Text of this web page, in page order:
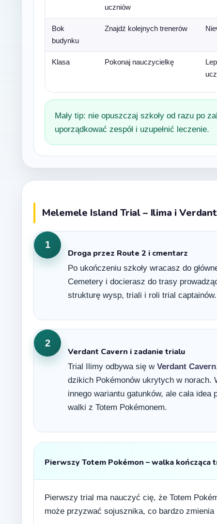
uczniów
Bok
budynku
Znajdź kolejnych trenerów
Klasa Pokonaj nauczycielkę
Mały tip: nie opuszczaj szkoły od razu po
uporządkować zespół i uzupełnić leczenie.
Melemele Island Trial – Ilima i
1
Droga przez Route 2 i cmentarz
Po ukończeniu szkoły wracasz do
Cemetery i docierasz do trasy
strukturę wysp, triali i roli trial captainów.
2
Verdant Cavern i zadanie trialu
Trial Ilimy odbywa się w Verdant Cavern
dzikich Pokémonów ukrytych w norach.
innego wariantu gatunków, ale cała
walki z Totem Pokémonem.
Pierwszy Totem Pokémon – walka kończąca
Pierwszy trial ma nauczyć cię, że Totem
może przyzwać sojusznika, co bardzo